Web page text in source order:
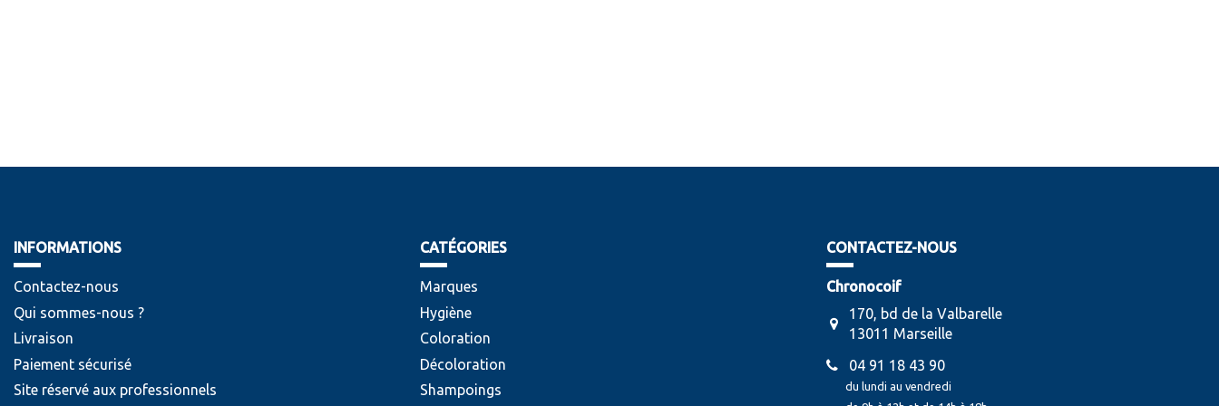
INFORMATIONS
Contactez-nous
Qui sommes-nous ?
Livraison
Paiement sécurisé
Site réservé aux professionnels
CATÉGORIES
Marques
Hygiène
Coloration
Décoloration
Shampoings
CONTACTEZ-NOUS
Chronocoif
170, bd de la Valbarelle
13011 Marseille
04 91 18 43 90
du lundi au vendredi